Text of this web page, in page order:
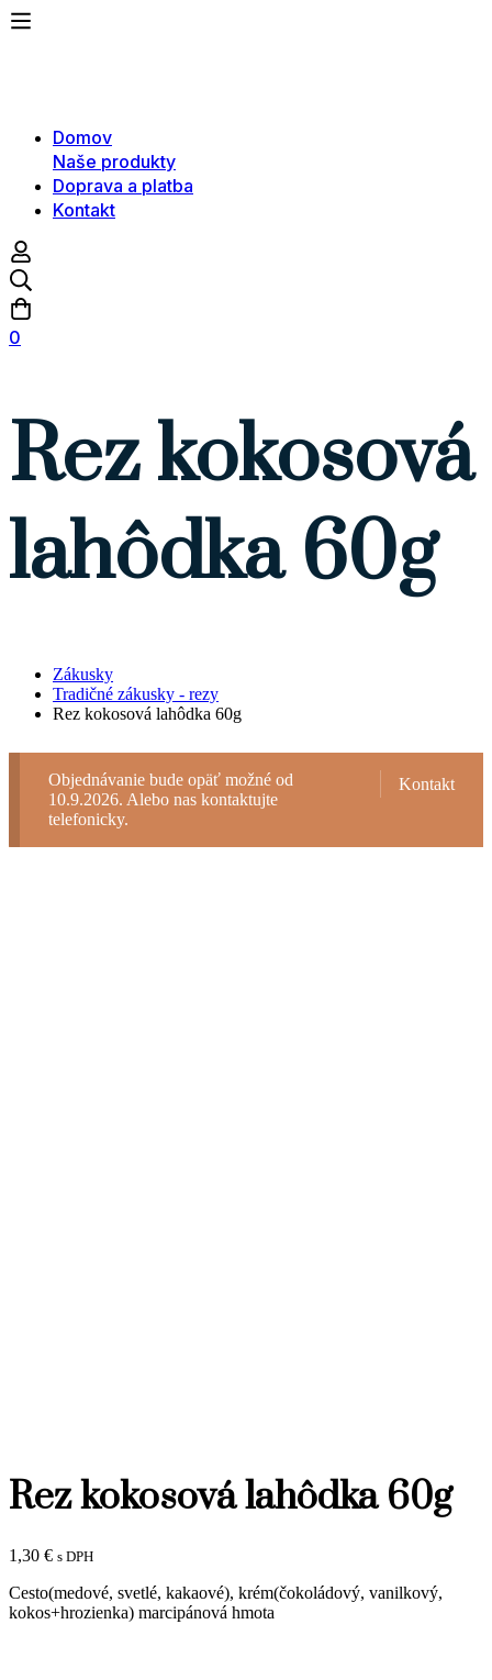
Domov
Naše produkty
Doprava a platba
Kontakt
0
Rez kokosová
lahôdka 60g
Zákusky
Tradičné zákusky - rezy
Rez kokosová lahôdka 60g
Kontakt
Objednávanie bude opäť možné od
10.9.2026. Alebo nas kontaktujte
telefonicky.
Rez kokosová lahôdka 60g
1,30 € s DPH
Cesto(medové, svetlé, kakaové), krém(čokoládový, vanilkový,
kokos+hrozienka) marcipánová hmota